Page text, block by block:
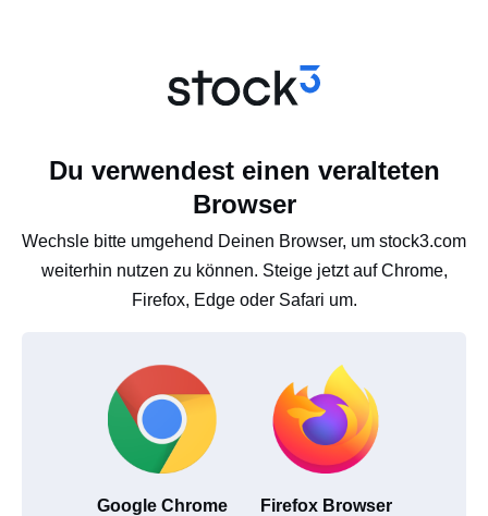
Du verwendest einen veralteten
Browser
Wechsle bitte umgehend Deinen Browser, um stock3.com
weiterhin nutzen zu können. Steige jetzt auf Chrome,
Firefox, Edge oder Safari um.
Google Chrome Firefox Browser